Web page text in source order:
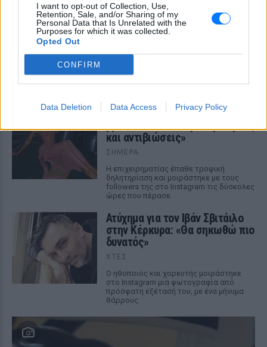
I want to opt-out of Collection, Use,
Retention, Sale, and/or Sharing of my
Personal Data that Is Unrelated with the
Purposes for which it was collected.
Opted Out
CONFIRM
Data Deletion Data Access Privacy Policy
Η Γαρυφαλλιά Καληφώνη στην
Πάρο με μαύρο μπικίνι ‑ δείτε
ΣΉΜΕΡΑ
Το μοντέλο μοιράστηκε φωτογραφίες
από τις καλοκαιρινές της διακοπές στο
Ιωάννα Τούνη: «Έβγαλα όλο το
βράδυ στο νοσοκομείο με ορούς
και αντιβιώσεις»
ΣΉΜΕΡΑ
Η επιχειρηματίας έπαθε τροφική
δηλητηρίαση και μοιράστηκε με τους
followers της στο Instagram τις δύσκολες
ώρες που πέρασε.
Ατύχημα για τον Ιβάν Σβιτάιλο
στην Κέρκυρα: «Θα σηκωθώ πιο
δυνατός»
ΧΤΕΣ
Ο ηθοποιός και χορευτής μοιράστηκε
στο Instagram μια φωτογραφία από
πρόσφατη εξέτασή του, με ένα μήνυμα
θάρρους